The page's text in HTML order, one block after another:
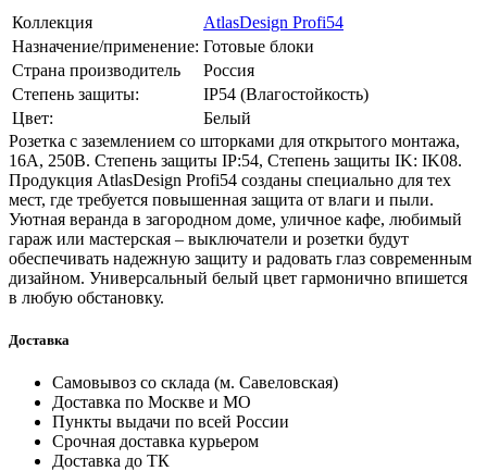
Коллекция
AtlasDesign Profi54
Назначение/применение: Готовые блоки
Страна производитель
Россия
Степень защиты:
IP54 (Влагостойкость)
Цвет:
Белый
Розетка с заземлением со шторками для открытого монтажа,
16А, 250В. Степень защиты IP:54, Степень защиты IK: IK08.
Продукция AtlasDesign Profi54 созданы специально для тех
мест, где требуется повышенная защита от влаги и пыли.
Уютная веранда в загородном доме, уличное кафе, любимый
гараж или мастерская – выключатели и розетки будут
обеспечивать надежную защиту и радовать глаз современным
дизайном. Универсальный белый цвет гармонично впишется
в любую обстановку.
Доставка
Самовывоз со склада (м. Савеловская)
Доставка по Москве и МО
Пункты выдачи по всей России
Срочная доставка курьером
Доставка до ТК